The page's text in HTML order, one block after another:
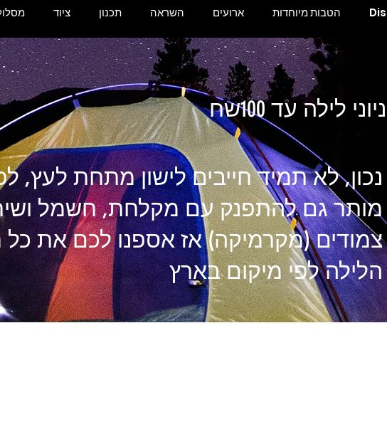
ציוד תכנון השראה ארועים הטבות מיוחדות
לילה עד 100שח
נכון, לא תמיד חייבים לישון מתחת לעץ,
מותר גם להתפנק עם מקלחת, חשמל
צמודים (מקרמיקה) אז אספנו לכם את כל
הלילה לפי מיקום בארץ